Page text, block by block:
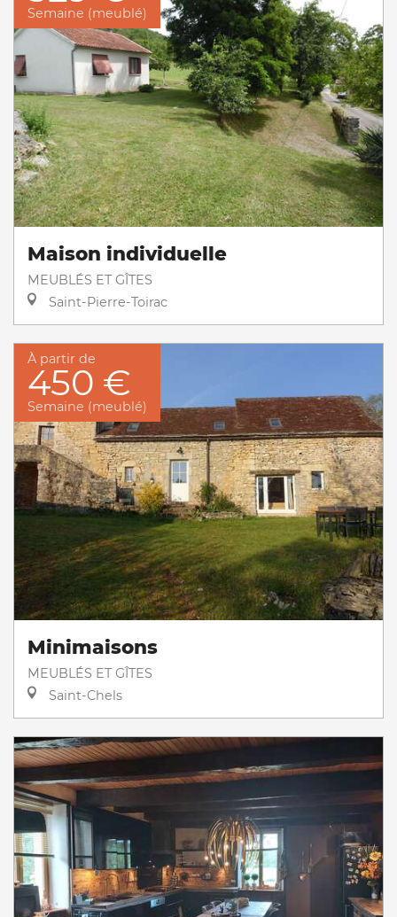
Semaine (meublé)
Maison individuelle
MEUBLÉS ET GÎTES
Saint-Pierre-Toirac
À partir de
450 €
Semaine (meublé)
Minimaisons
MEUBLÉS ET GÎTES
Saint-Chels